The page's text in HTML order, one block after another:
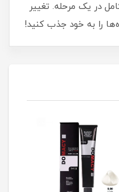
در یک مرحله. تغییر
را به خود جذب کنید!